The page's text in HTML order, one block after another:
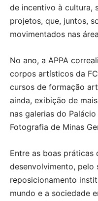
de incentivo à cultura,
projetos, que, juntos,
movimentados nas
No ano, a APPA
corpos artísticos da
cursos de formação
ainda, exibição de
nas galerias do
Fotografia de Minas
Entre as boas práticas
desenvolvimento, pelo
reposicionamento
mundo e a sociedade